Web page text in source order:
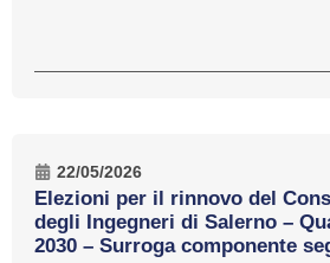
22/05/2026
Elezioni per il rinnovo del
degli Ingegneri di Salerno –
2030 – Surroga componente